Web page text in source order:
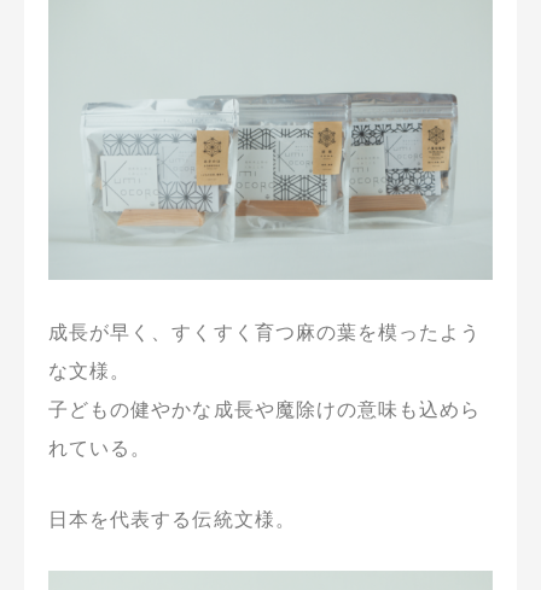
成長が早く、すくすく育つ麻の葉を模ったよう
な文様。
子どもの健やかな成長や魔除けの意味も込めら
れている。
日本を代表する伝統文様。